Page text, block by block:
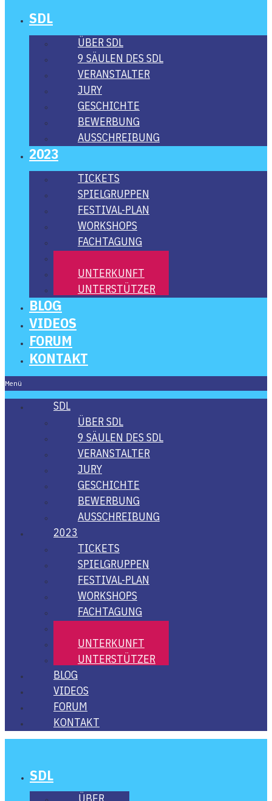
SDL
ÜBER SDL
9 SÄU­LEN DES SDL
VER­AN­STAL­TER
JURY
GESCHICH­TE
BEWER­BUNG
AUS­SCHREI­BUNG
2023
TICKETS
SPIEL­GRUP­PEN
FES­­TI­­VAL-PLAN
WORK­SHOPS
FACH­TA­GUNG
UNTER­KUNFT
UNTER­STÜT­ZER
BLOG
VIDE­OS
FORUM
KON­TAKT
Menü
SDL
ÜBER SDL
9 SÄU­LEN DES SDL
VER­AN­STAL­TER
JURY
GESCHICH­TE
BEWER­BUNG
AUS­SCHREI­BUNG
2023
TICKETS
SPIEL­GRUP­PEN
FES­­TI­­VAL-PLAN
WORK­SHOPS
FACH­TA­GUNG
UNTER­KUNFT
UNTER­STÜT­ZER
BLOG
VIDE­OS
FORUM
KON­TAKT
SDL